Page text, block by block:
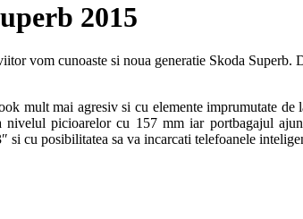
2015
vom cunoaste si noua generatie Skoda
mult mai agresiv si cu elemente imprumutate
nivelul picioarelor cu 157 mm iar portbagajul
cu posibilitatea sa va incarcati telefoanele